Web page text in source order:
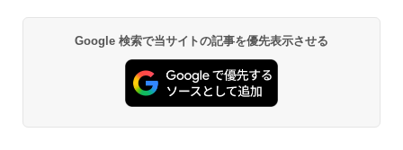
Google 検索で当サイトの記事を優先表示させる